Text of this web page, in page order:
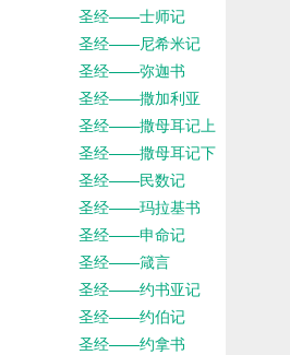
圣经——士师记
圣经——尼希米记
圣经——弥迦书
圣经——撒加利亚
圣经——撒母耳记上
圣经——撒母耳记下
圣经——民数记
圣经——玛拉基书
圣经——申命记
圣经——箴言
圣经——约书亚记
圣经——约伯记
圣经——约拿书